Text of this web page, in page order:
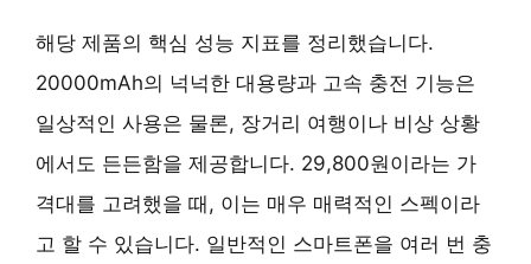
해당 제품의 핵심 성능 지표를 정리했습니다.
20000mAh의 넉넉한 대용량과 고속 충전 기능은
일상적인 사용은 물론, 장거리 여행이나 비상 상황
에서도 든든함을 제공합니다. 29,800원이라는 가
격대를 고려했을 때, 이는 매우 매력적인 스펙이라
고 할 수 있습니다. 일반적인 스마트폰을 여러 번 충